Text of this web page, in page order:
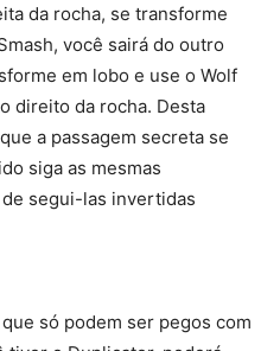
da rocha, se transforme
você sairá do outro
em lobo e use o Wolf
direito da rocha. Desta
a passagem secreta se
siga as mesmas
segui-las invertidas
só podem ser pegos com